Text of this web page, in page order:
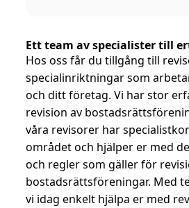
Ett team av specialister till
Hos oss får du tillgång till
specialinriktningar som
och ditt företag. Vi har stor
revision av
våra revisorer har
området och hjälper er med
och regler som gäller för
bostadsrättsföreningar. Med
vi idag enkelt hjälpa er med